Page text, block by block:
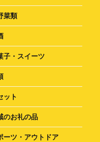
菜類
子・スイーツ
ット
のお礼の品
ーツ・アウトドア